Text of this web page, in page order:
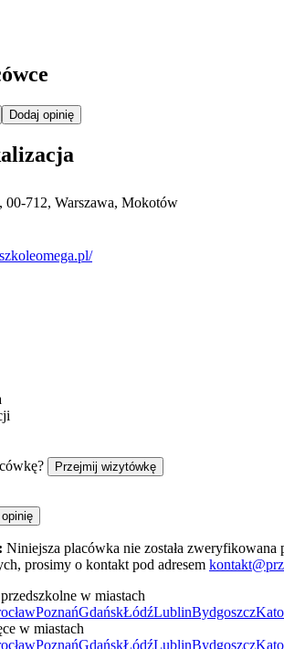
Dodaj opinię
00-712, Warszawa, Mokotów
Przejmij wizytówkę
opinię
Niniejsza placówka nie została
prosimy o kontakt pod adresem
w miastach
PoznańGdańskŁódźLublinBydgoszcz
w miastach
PoznańGdańskŁódźLublinBydgoszcz